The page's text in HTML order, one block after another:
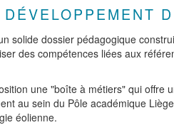
solide dossier pédagogique
des compétences liées aux
une "boîte à métiers" qui offre
au sein du Pôle académique
éolienne.